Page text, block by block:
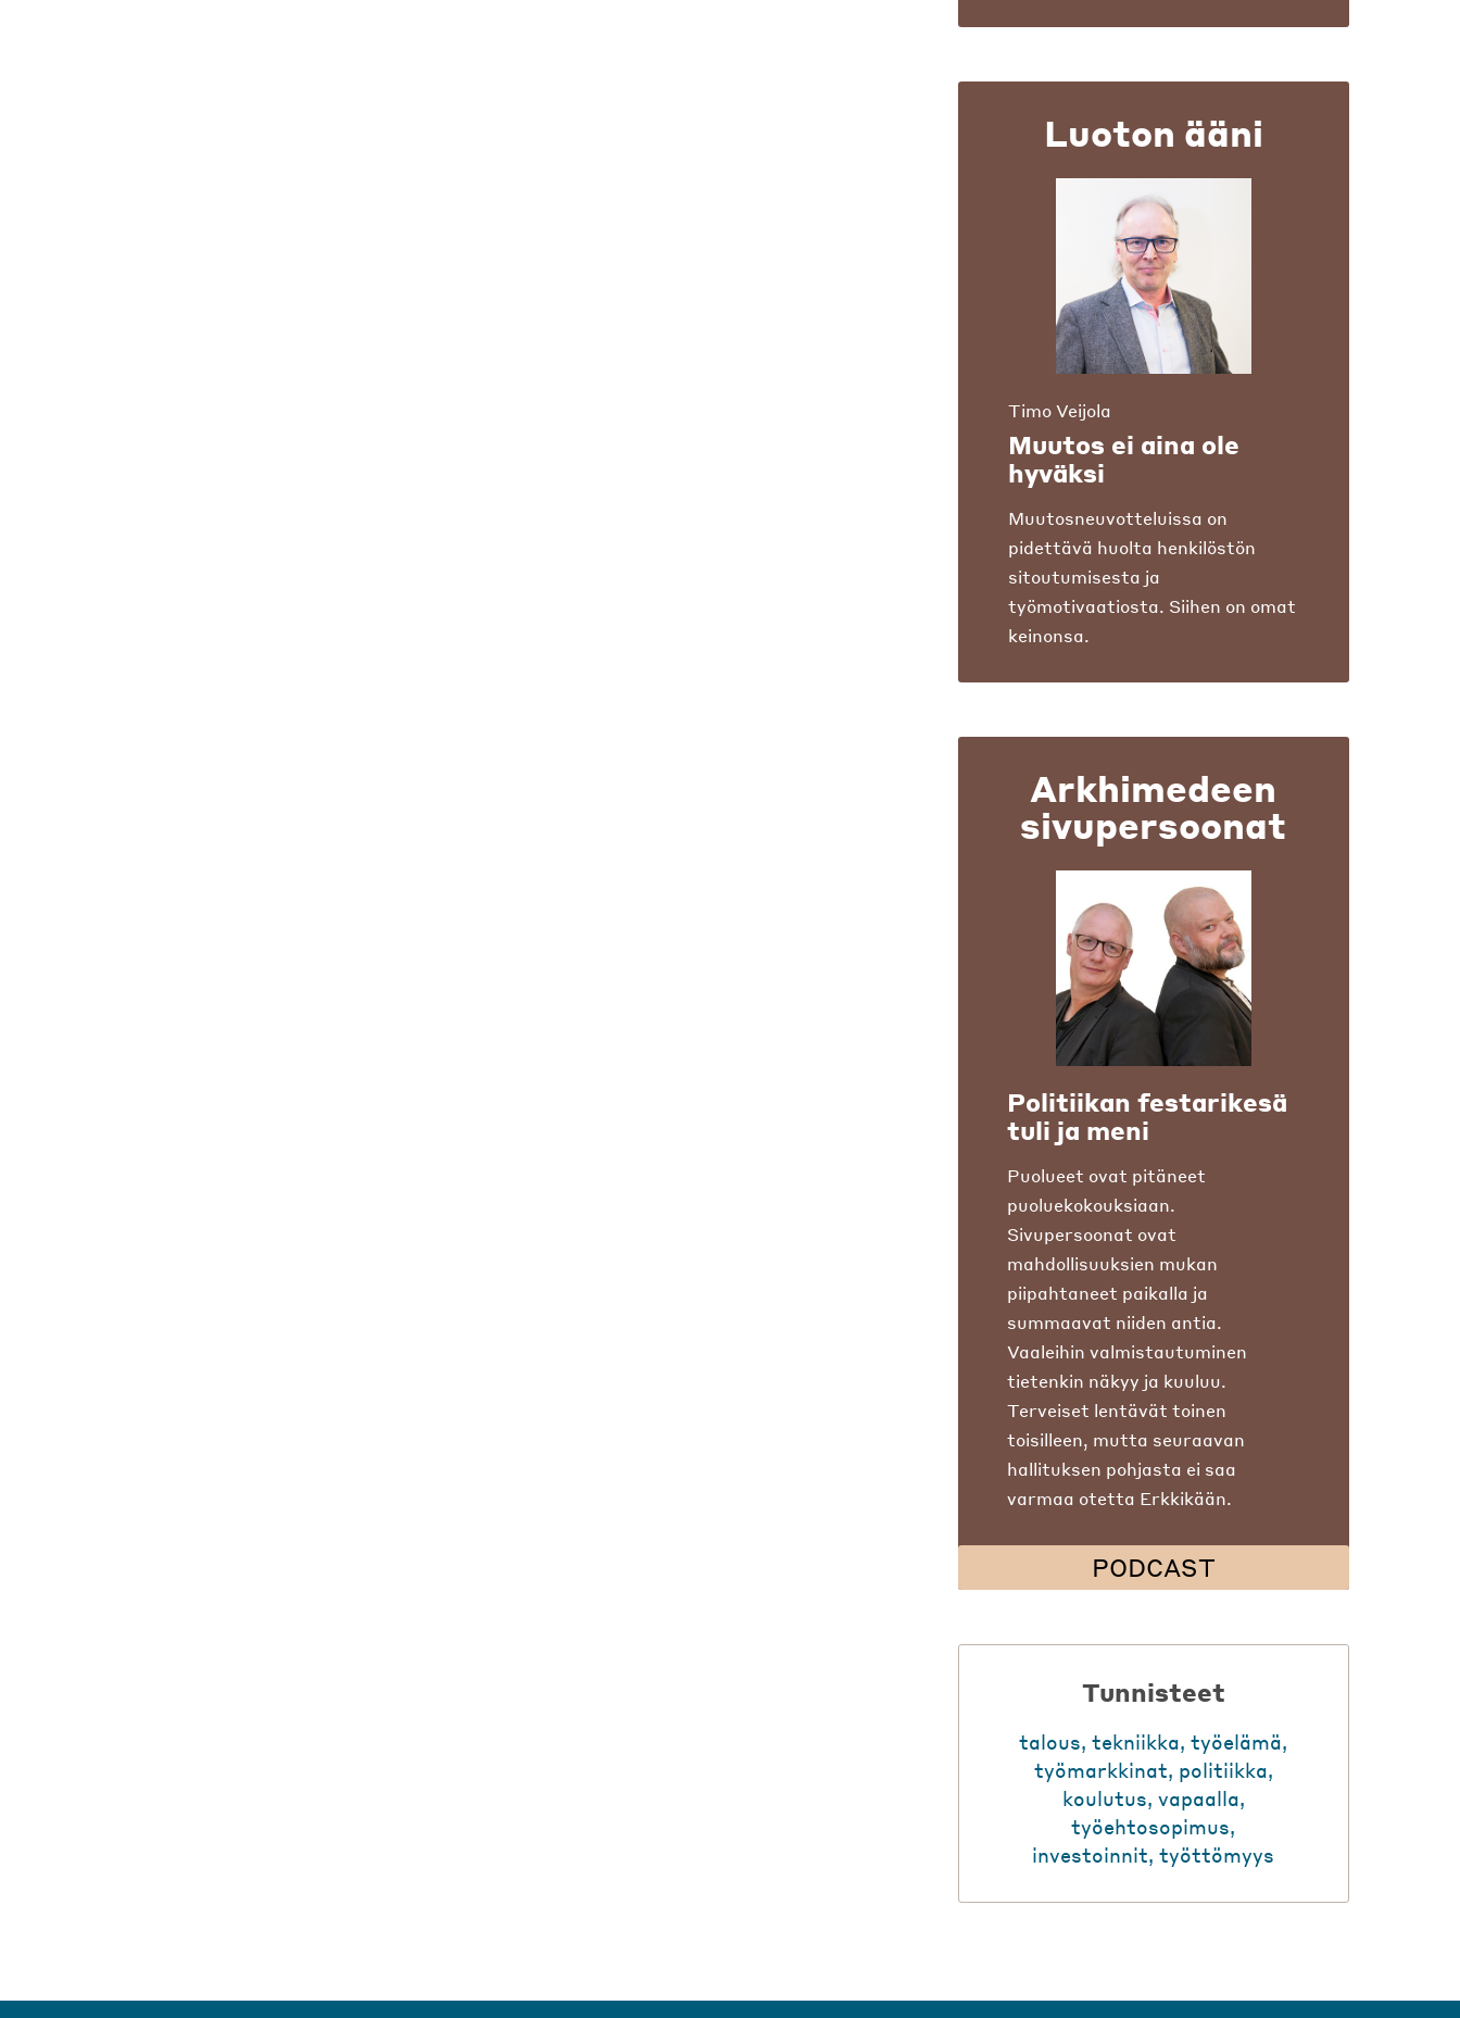
Luoton ääni
Timo Veijola
Muutos ei aina ole
hyväksi
Muutosneuvotteluissa on
pidettävä huolta henkilöstön
sitoutumisesta ja
työmotivaatiosta. Siihen on omat
keinonsa.
Arkhimedeen
sivupersoonat
Politiikan festarikesä
tuli ja meni
Puolueet ovat pitäneet
puoluekokouksiaan.
Sivupersoonat ovat
mahdollisuuksien mukan
piipahtaneet paikalla ja
summaavat niiden antia.
Vaaleihin valmistautuminen
tietenkin näkyy ja kuuluu.
Terveiset lentävät toinen
toisilleen, mutta seuraavan
hallituksen pohjasta ei saa
varmaa otetta Erkkikään.
PODCAST
Tunnisteet
talous,tekniikka,työelämä,
työmarkkinat, politiikka,
koulutus, vapaalla,
työehtosopimus,
investoinnit,työttömyys